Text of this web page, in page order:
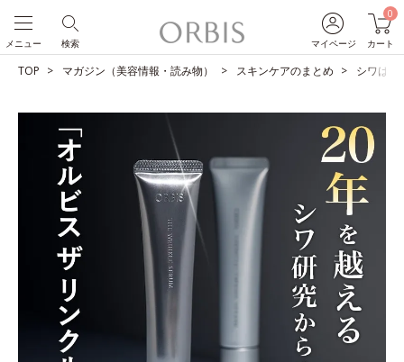
マイページ
0
カート
検索
メニュー
TOP マガジン（美容情報・読み物） スキンケアのまとめ シワは